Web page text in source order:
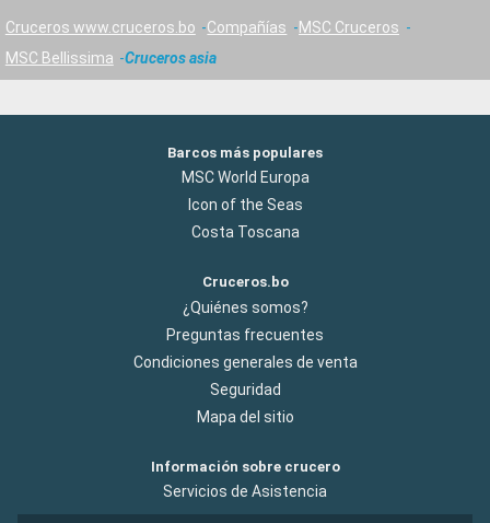
Cruceros www.cruceros.bo Compañías
MSC Cruceros
MSC Bellissima
Cruceros asia
Barcos más populares
MSC World Europa
Icon of the Seas
Costa Toscana
Cruceros.bo
¿Quiénes somos?
Preguntas frecuentes
Condiciones generales de venta
Seguridad
Mapa del sitio
Información sobre crucero
Servicios de Asistencia